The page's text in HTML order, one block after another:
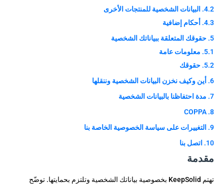
4.2. البيانات الشخصية للمنتجات الأخرى
4.3. أحكام إضافية
5. حقوقك المتعلقة ببياناتك الشخصية
5.1. معلومات عامة
5.2. حقوقك
6. أين وكيف نخزن البيانات الشخصية وننقلها
7. مدة احتفاظنا بالبيانات الشخصية
8. COPPA
9. التغييرات على سياسة الخصوصية الخاصة بنا
10. اتصل بنا
مقدمة
تهتم KeepSolid بخصوصية بياناتك الشخصية وتلتزم بحمايتها. توضّح